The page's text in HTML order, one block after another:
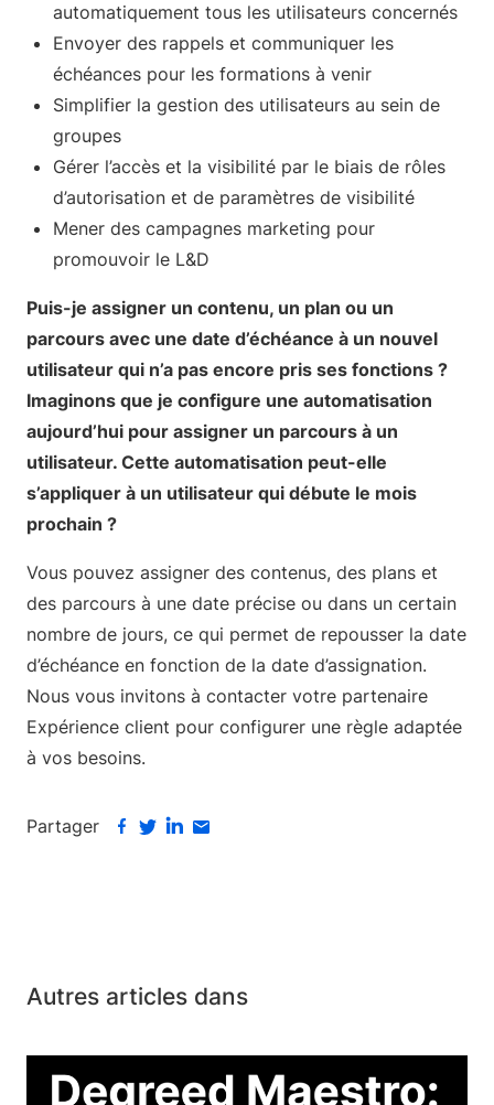
automatiquement tous les utilisateurs concernés
Envoyer des rappels et communiquer les
échéances pour les formations à venir
Simplifier la gestion des utilisateurs au sein de
groupes
Gérer l’accès et la visibilité par le biais de rôles
d’autorisation et de paramètres de visibilité
Mener des campagnes marketing pour
promouvoir le L&D
Puis-je assigner un contenu, un plan ou un
parcours avec une date d’échéance à un nouvel
utilisateur qui n’a pas encore pris ses fonctions ?
Imaginons que je configure une automatisation
aujourd’hui pour assigner un parcours à un
utilisateur. Cette automatisation peut-elle
s’appliquer à un utilisateur qui débute le mois
prochain ?
Vous pouvez assigner des contenus, des plans et
des parcours à une date précise ou dans un certain
nombre de jours, ce qui permet de repousser la date
d’échéance en fonction de la date d’assignation.
Nous vous invitons à contacter votre partenaire
Expérience client pour configurer une règle adaptée
à vos besoins.
Partager
Autres articles dans